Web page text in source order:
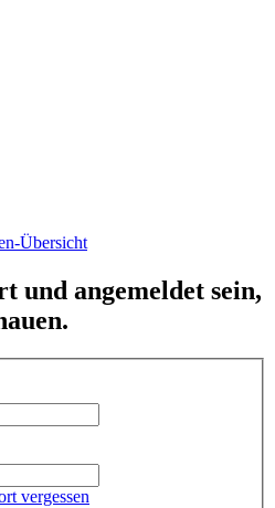
für
Übersicht
und angemeldet sein,
vergessen